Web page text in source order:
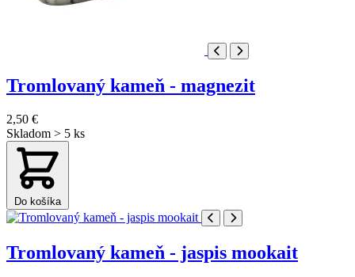
Tromlovaný kameň - magnezit
2,50 €
Skladom > 5 ks
Do košíka
Tromlovaný kameň - jaspis mookait